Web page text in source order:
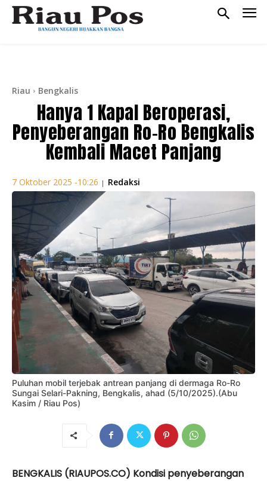
Riau Bengkalis
Hanya 1 Kapal Beroperasi,
Penyeberangan Ro-Ro Bengkalis
Kembali Macet Panjang
7 Oktober 2025 -10:26 | Redaksi
Puluhan mobil terjebak antrean panjang di dermaga Ro-Ro
Sungai Selari-Pakning, Bengkalis, ahad (5/10/2025).(Abu
Kasim / Riau Pos)
BENGKALIS (RIAUPOS.CO) Kondisi penyeberangan